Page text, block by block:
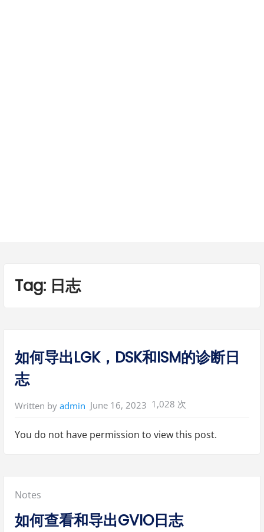
Tag: 日志
如何导出LGK，DSK和ISM的诊断日
志
Written by admin June 16, 2023 1,028 次
You do not have permission to view this post.
Posted
in:
Notes
如何查看和导出GVIO日志